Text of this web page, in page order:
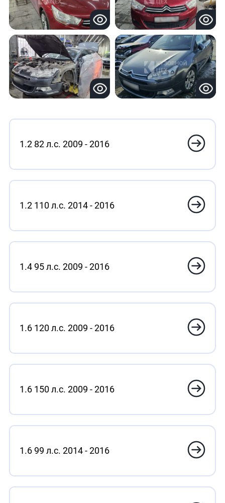
1.2 82 л.с. 2009 - 2016
1.2 110 л.с. 2014 - 2016
1.4 95 л.с. 2009 - 2016
1.6 120 л.с. 2009 - 2016
1.6 150 л.с. 2009 - 2016
1.6 99 л.с. 2014 - 2016